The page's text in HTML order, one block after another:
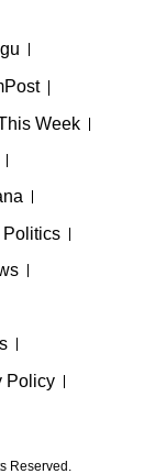
Week
Politics
Policy
Reserved.